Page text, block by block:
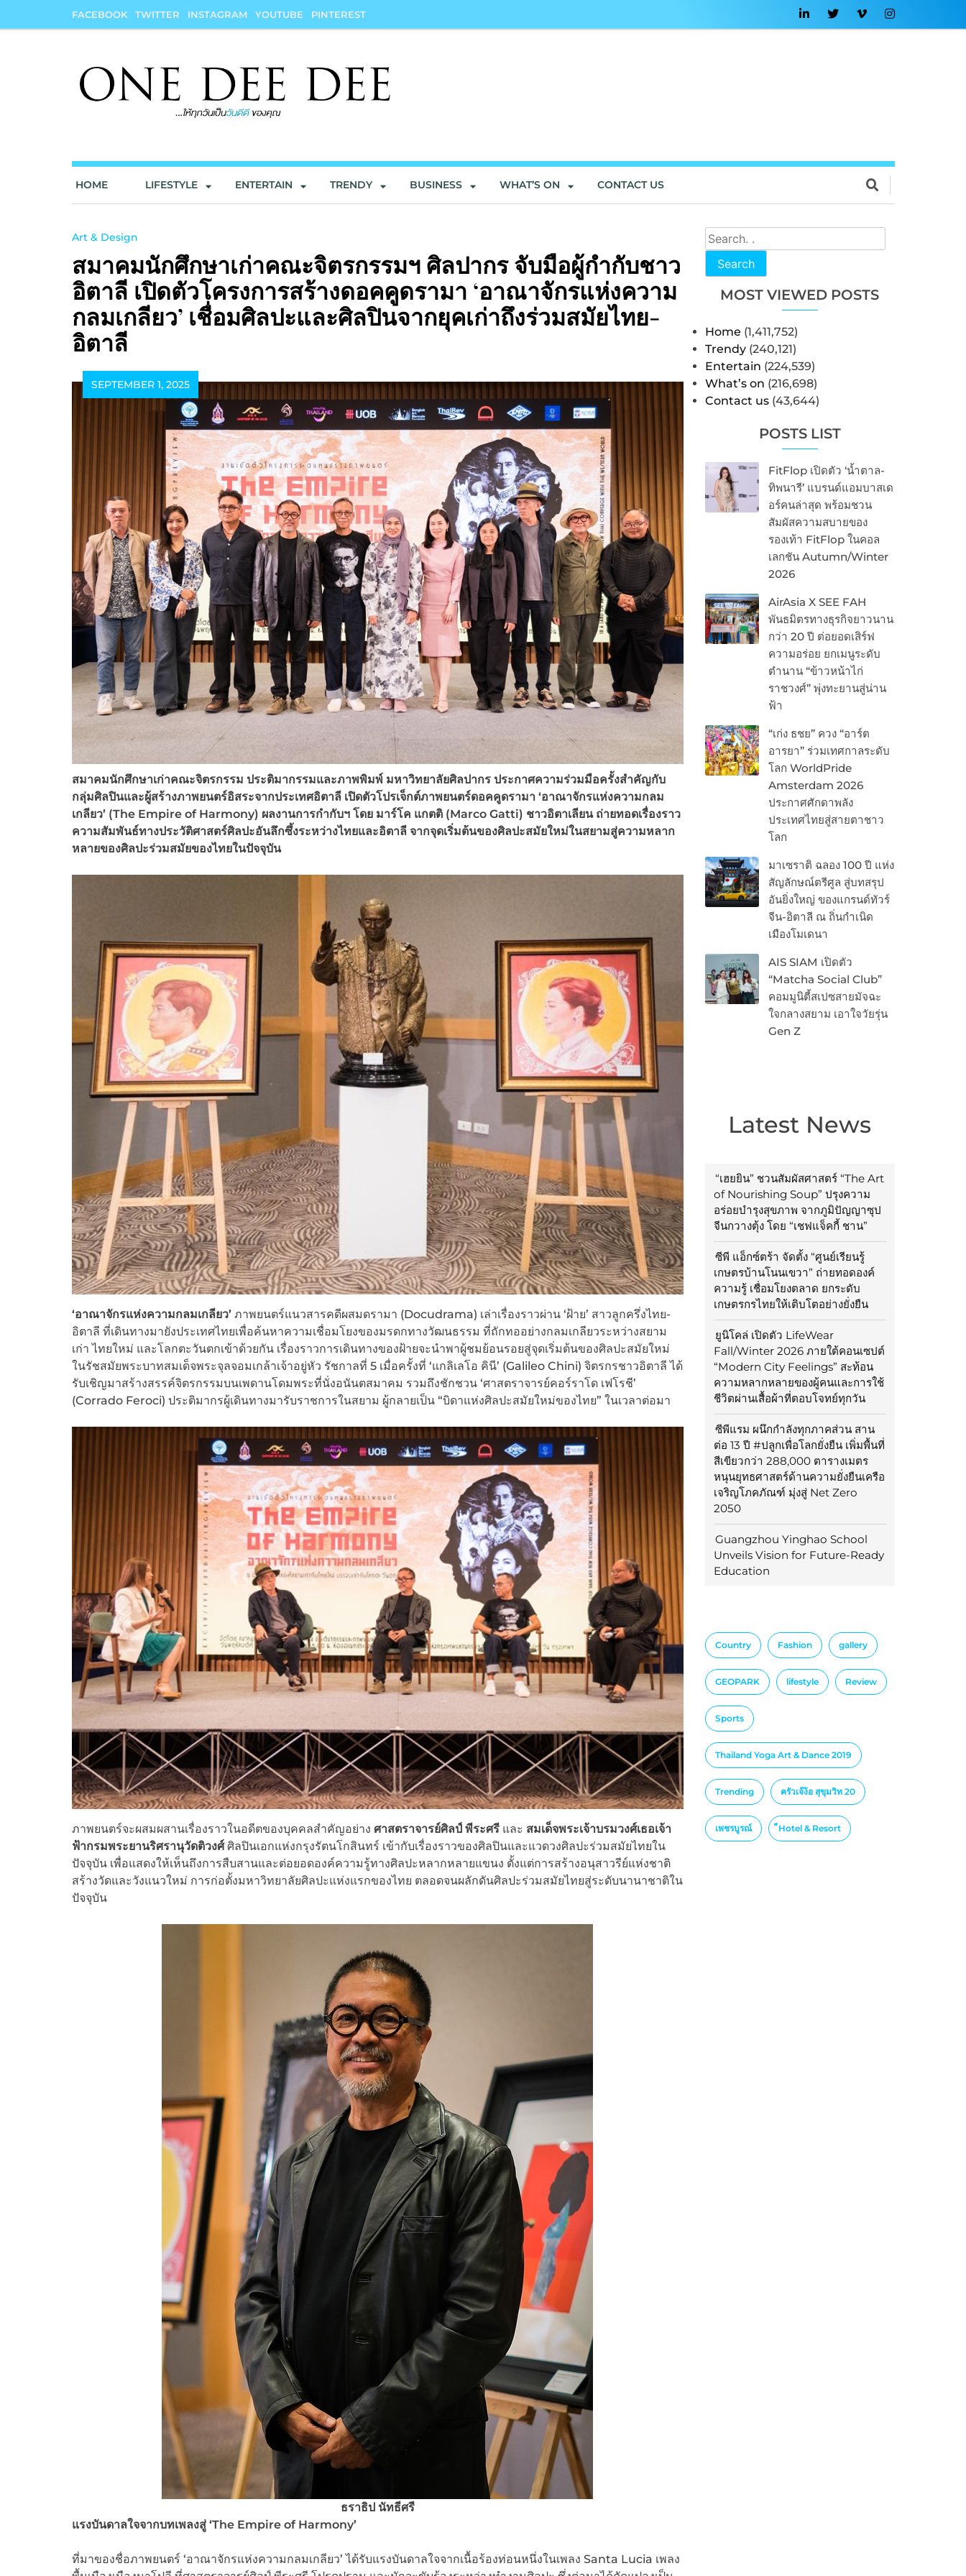
FACEBOOK TWITTER INSTAGRAM YOUTUBE PINTEREST
HOME LIFESTYLE ENTERTAIN TRENDY BUSINESS WHAT’S ON CONTACT US
Search
MOST VIEWED POSTS
Home (1,411,752)
Trendy (240,121)
Entertain (224,539)
What’s on (216,698)
Contact us (43,644)
POSTS LIST
FitFlop เปิดตัว ‘น้ำตาล-
ทิพนารี’ แบรนด์แอมบาสเด
อร์คนล่าสุด พร้อมชวน
สัมผัสความสบายของ
รองเท้า FitFlop ในคอล
เลกชัน Autumn/Winter
2026
AirAsia X SEE FAH
พันธมิตรทางธุรกิจยาวนาน
กว่า 20 ปี ต่อยอดเสิร์ฟ
ความอร่อย ยกเมนูระดับ
ตำนาน “ข้าวหน้าไก่
ราชวงศ์” พุ่งทะยานสู่น่าน
ฟ้า
“เก่ง ธชย” ควง “อาร์ต
อารยา” ร่วมเทศกาลระดับ
โลก WorldPride
Amsterdam 2026
ประกาศศักดาพลัง
ประเทศไทยสู่สายตาชาว
โลก
มาเซราติ ฉลอง 100 ปี แห่ง
สัญลักษณ์ตรีศูล สู่บทสรุป
อันยิ่งใหญ่ ของแกรนด์ทัวร์
จีน-อิตาลี ณ ถิ่นกำเนิด
เมืองโมเดนา
AIS SIAM เปิดตัว
“Matcha Social Club”
คอมมูนิตี้สเปซสายมัจฉะ
ใจกลางสยาม เอาใจวัยรุ่น
Gen Z
Latest News
“เฮยยิน” ชวนสัมผัสศาสตร์ “The Art
of Nourishing Soup” ปรุงความ
อร่อยบำรุงสุขภาพ จากภูมิปัญญาซุป
จีนกวางตุ้ง โดย “เชฟแจ็คกี้ ชาน”
ซีพี แอ็กซ์ตร้า จัดตั้ง “ศูนย์เรียนรู้
เกษตรบ้านโนนเขวา” ถ่ายทอดองค์
ความรู้ เชื่อมโยงตลาด ยกระดับ
เกษตรกรไทยให้เติบโตอย่างยั่งยืน
ยูนิโคล่ เปิดตัว LifeWear
Fall/Winter 2026 ภายใต้คอนเซปต์
“Modern City Feelings” สะท้อน
ความหลากหลายของผู้คนและการใช้
ชีวิตผ่านเสื้อผ้าที่ตอบโจทย์ทุกวัน
ซีพีแรม ผนึกกำลังทุกภาคส่วน สาน
ต่อ 13 ปี #ปลูกเพื่อโลกยั่งยืน เพิ่มพื้นที่
สีเขียวกว่า 288,000 ตารางเมตร
หนุนยุทธศาสตร์ด้านความยั่งยืนเครือ
เจริญโภคภัณฑ์ มุ่งสู่ Net Zero
2050
Guangzhou Yinghao School
Unveils Vision for Future-Ready
Education
Country Fashion gallery
GEOPARK lifestyle Review
Sports
Thailand Yoga Art & Dance 2019
Trending ครัวเจ๊ง้อ สุขุมวิท 20
เพชรบูรณ์ ็Hotel & Resort
Art & Design
สมาคมนักศึกษาเก่าคณะจิตรกรรมฯ ศิลปากร จับมือผู้กำกับชาว
อิตาลี เปิดตัวโครงการสร้างดอคคูดรามา ‘อาณาจักรแห่งความ
กลมเกลียว’ เชื่อมศิลปะและศิลปินจากยุคเก่าถึงร่วมสมัยไทย-
อิตาลี
SEPTEMBER 1, 2025
สมาคมนักศึกษาเก่าคณะจิตรกรรม ประติมากรรมและภาพพิมพ์ มหาวิทยาลัยศิลปากร ประกาศความร่วมมือครั้งสำคัญกับ
กลุ่มศิลปินและผู้สร้างภาพยนตร์อิสระจากประเทศอิตาลี เปิดตัวโปรเจ็กต์ภาพยนตร์ดอคคูดรามา ‘อาณาจักรแห่งความกลม
เกลียว’ (The Empire of Harmony) ผลงานการกำกับฯ โดย มาร์โค แกตติ (Marco Gatti) ชาวอิตาเลียน ถ่ายทอดเรื่องราว
ความสัมพันธ์ทางประวัติศาสตร์ศิลปะอันลึกซึ้งระหว่างไทยและอิตาลี จากจุดเริ่มต้นของศิลปะสมัยใหม่ในสยามสู่ความหลาก
หลายของศิลปะร่วมสมัยของไทยในปัจจุบัน
‘อาณาจักรแห่งความกลมเกลียว’ภาพยนตร์แนวสารคดีผสมดรามา (Docudrama) เล่าเรื่องราวผ่าน ‘ฝ้าย’ สาวลูกครึ่งไทย-
อิตาลี ที่เดินทางมายังประเทศไทยเพื่อค้นหาความเชื่อมโยงของมรดกทางวัฒนธรรม ที่ถักทออย่างกลมเกลียวระหว่างสยาม
เก่า ไทยใหม่ และโลกตะวันตกเข้าด้วยกัน เรื่องราวการเดินทางของฝ้ายจะนำพาผู้ชมย้อนรอยสู่จุดเริ่มต้นของศิลปะสมัยใหม่
ในรัชสมัยพระบาทสมเด็จพระจุลจอมเกล้าเจ้าอยู่หัว รัชกาลที่ 5 เมื่อครั้งที่ ‘แกลิเลโอ คินี’ (Galileo Chini) จิตรกรชาวอิตาลี ได้
รับเชิญมาสร้างสรรค์จิตรกรรมบนเพดานโดมพระที่นั่งอนันตสมาคม รวมถึงชักชวน ‘ศาสตราจารย์คอร์ราโด เฟโรชี’
(Corrado Feroci) ประติมากรผู้เดินทางมารับราชการในสยาม ผู้กลายเป็น “บิดาแห่งศิลปะสมัยใหม่ของไทย” ในเวลาต่อมา
ภาพยนตร์จะผสมผสานเรื่องราวในอดีตของบุคคลสำคัญอย่าง ศาสตราจารย์ศิลป์ พีระศรีและ สมเด็จพระเจ้าบรมวงศ์เธอเจ้า
ฟ้ากรมพระยานริศรานุวัดติวงศ์ศิลปินเอกแห่งกรุงรัตนโกสินทร์ เข้ากับเรื่องราวของศิลปินและแวดวงศิลปะร่วมสมัยไทยใน
ปัจจุบัน เพื่อแสดงให้เห็นถึงการสืบสานและต่อยอดองค์ความรู้ทางศิลปะหลากหลายแขนง ตั้งแต่การสร้างอนุสาวรีย์แห่งชาติ
สร้างวัดและวังแนวใหม่ การก่อตั้งมหาวิทยาลัยศิลปะแห่งแรกของไทย ตลอดจนผลักดันศิลปะร่วมสมัยไทยสู่ระดับนานาชาติใน
ปัจจุบัน
ธราธิป นัทธีศรี
แรงบันดาลใจจากบทเพลงสู่ ‘The Empire of Harmony’
ที่มาของชื่อภาพยนตร์ ‘อาณาจักรแห่งความกลมเกลียว’ ได้รับแรงบันดาลใจจากเนื้อร้องท่อนหนึ่งในเพลง Santa Lucia เพลง